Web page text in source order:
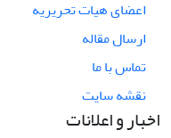
اعضای هیات تحریریه
ارسال مقاله
تماس با ما
نقشه سایت
اخبار و اعلانات